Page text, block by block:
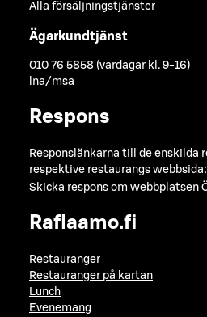
Alla försäljningstjänster
Ägarkundtjänst
010 76 5858 (vardagar kl. 9-16)
lna/msa
Respons
Responslänkarna till de enskilda
respektive restaurangs webbsida:
Skicka respons om webbplatsen
Raflaamo.fi
Restauranger
Restauranger på kartan
Lunch
Evenemang